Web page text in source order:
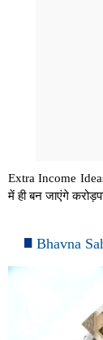
Extra Income
में ही बन जाएंगे
Bhavna